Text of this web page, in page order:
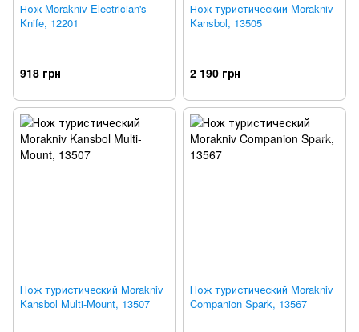
Нож Morakniv Electrician's
Knife, 12201
918 грн
Нож туристический Morakniv
Kansbol, 13505
2 190 грн
Нож туристический Morakniv
Kansbol Multi-Mount, 13507
Нож туристический Morakniv
Companion Spark, 13567